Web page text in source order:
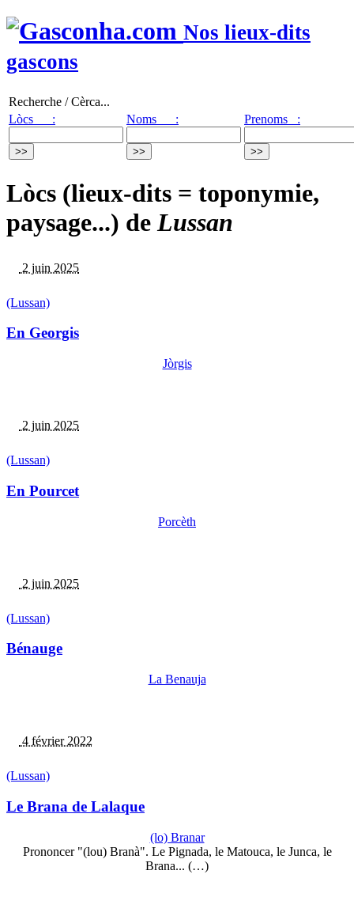
Nos lieux-dits
gascons
Recherche / Cèrca...
Lòcs :
Noms : Prenoms :
Lòcs (lieux-dits = toponymie,
paysage...) deLussan
2 juin 2025
(Lussan)
En Georgis
Jòrgis
2 juin 2025
(Lussan)
En Pourcet
Porcèth
2 juin 2025
(Lussan)
Bénauge
La Benauja
4 février 2022
(Lussan)
Le Brana de Lalaque
(lo) Branar
Prononcer "(lou) Branà". Le Pignada, le Matouca, le Junca, le
Brana... (…)